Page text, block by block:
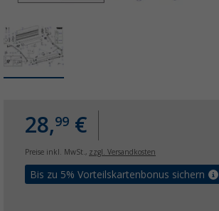
28,99 €
Preise inkl. MwSt., zzgl. Versandkosten
Bis zu 5% Vorteilskartenbonus sichern